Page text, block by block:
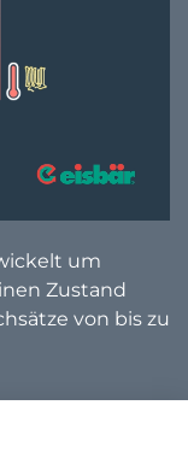
um
Zustand
von bis zu